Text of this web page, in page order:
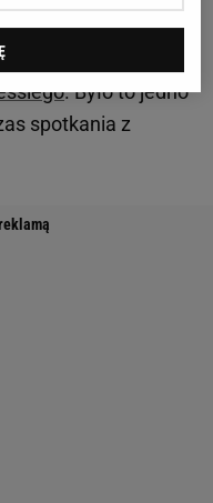
Fair Play - takie
konferencji
. Było to jedno
spotkania z